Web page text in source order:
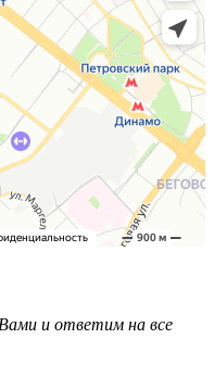
и ответим на все